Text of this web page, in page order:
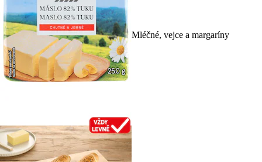
Mléčné, vejce a margaríny